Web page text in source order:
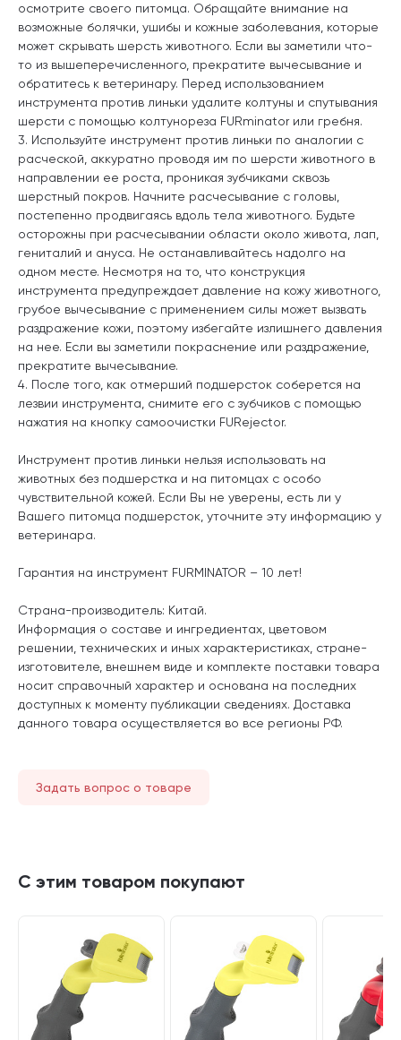
осмотрите своего питомца. Обращайте внимание на
возможные болячки, ушибы и кожные заболевания, которые
может скрывать шерсть животного. Если вы заметили что-
то из вышеперечисленного, прекратите вычесывание и
обратитесь к ветеринару. Перед использованием
инструмента против линьки удалите колтуны и спутывания
шерсти с помощью колтунореза FURminator или гребня.
3. Используйте инструмент против линьки по аналогии с
расческой, аккуратно проводя им по шерсти животного в
направлении ее роста, проникая зубчиками сквозь
шерстный покров. Начните расчесывание с головы,
постепенно продвигаясь вдоль тела животного. Будьте
осторожны при расчесывании области около живота, лап,
гениталий и ануса. Не останавливайтесь надолго на
одном месте. Несмотря на то, что конструкция
инструмента предупреждает давление на кожу животного,
грубое вычесывание с применением силы может вызвать
раздражение кожи, поэтому избегайте излишнего давления
на нее. Если вы заметили покраснение или раздражение,
прекратите вычесывание.
4. После того, как отмерший подшерсток соберется на
лезвии инструмента, снимите его с зубчиков с помощью
нажатия на кнопку самоочистки FURejector.
Инструмент против линьки нельзя использовать на
животных без подшерстка и на питомцах с особо
чувствительной кожей. Если Вы не уверены, есть ли у
Вашего питомца подшерсток, уточните эту информацию у
ветеринара.
Гарантия на инструмент FURMINATOR – 10 лет!
Страна-производитель: Китай.
Информация о составе и ингредиентах, цветовом
решении, технических и иных характеристиках, стране-
изготовителе, внешнем виде и комплекте поставки товара
носит справочный характер и основана на последних
доступных к моменту публикации сведениях. Доставка
данного товара осуществляется во все регионы РФ.
Задать вопрос о товаре
С этим товаром покупают